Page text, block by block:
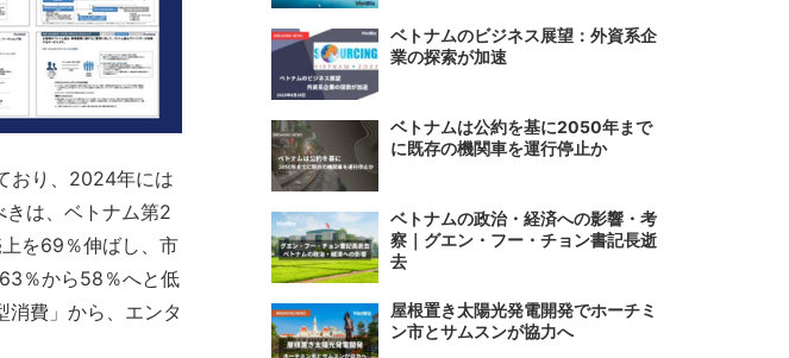
おり、2024年には
は、ベトナム第2
を69％伸ばし、市
％から58％へと低
消費」から、エンタ
ベトナムのビジネス展望：外資系企
業の探索が加速
ベトナムは公約を基に2050年まで
に既存の機関車を運行停止か
ベトナムの政治・経済への影響・考
察｜グエン・フー・チョン書記長逝
去
屋根置き太陽光発電開発でホーチミ
ン市とサムスンが協力へ